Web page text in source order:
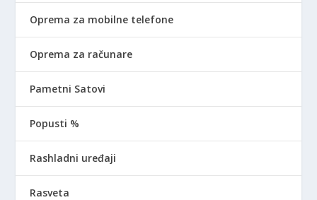
Oprema za mobilne telefone
Oprema za računare
Pametni Satovi
Popusti %
Rashladni uređaji
Rasveta